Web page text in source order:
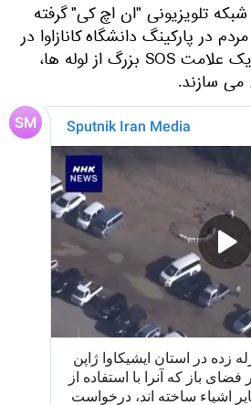
شبکه تلویزیونی "ان اچ کی" گرفته
در پارکینگ دانشگاه کانازاوا در
سوزو، استان ایشیکاوا، یک علامت SOS بزرگ از لوله ها،
می سازند.